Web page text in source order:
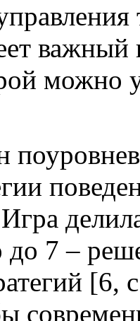
важный
можно
до 7 –
[6,